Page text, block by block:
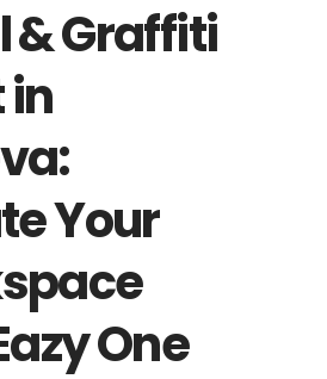
& Graffiti
Your
One